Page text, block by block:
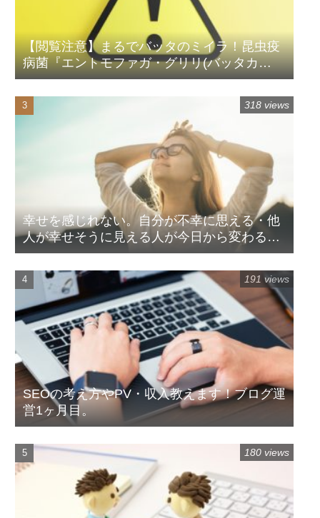
【閲覧注意】まるでバッタのミイラ！昆虫疫
病菌『エントモファガ・グリリ(バッタカ
ビ)』
幸せを感じれない。自分が不幸に思える・他
人が幸せそうに見える人が今日から変わる方
法
318 views
SEOの考え方やPV・収入教えます！ブログ運
営1ヶ月目。
191 views
180 views